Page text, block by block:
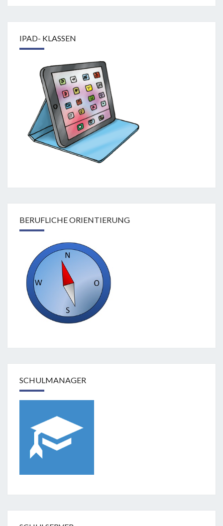
IPAD- KLASSEN
BERUFLICHE ORIENTIERUNG
SCHULMANAGER